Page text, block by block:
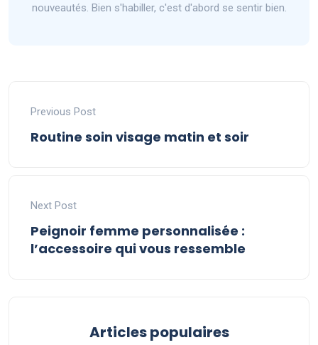
nouveautés. Bien s'habiller, c'est d'abord se sentir bien.
Previous Post
Routine soin visage matin et soir
Next Post
Peignoir femme personnalisée :
l’accessoire qui vous ressemble
Articles populaires